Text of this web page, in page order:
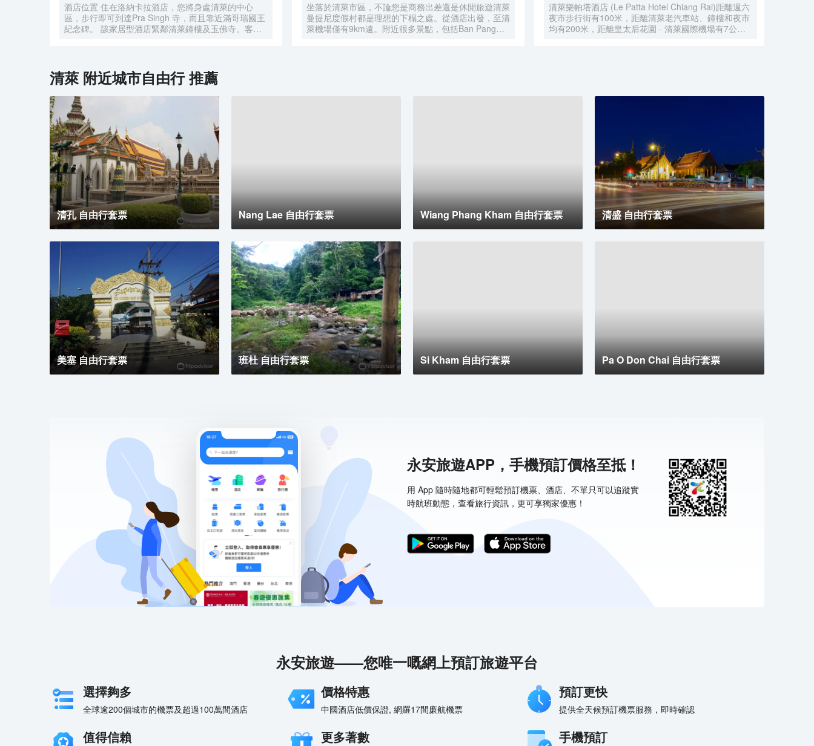
酒店位置 住在洛納卡拉酒店，您將身處清萊的中心
區，步行即可到達Pra Singh 寺，而且靠近滿哥瑞國王
紀念碑。 該家居型酒店緊鄰清萊鐘樓及玉佛寺。客房
坐落於清萊市區，不論您是商務出差還是休閒旅遊清萊
曼提尼度假村都是理想的下榻之處。從酒店出發，至清
萊機場僅有9km遠。附近很多景點，包括Ban Pang
清萊樂帕塔酒店 (Le Patta Hotel Chiang Rai)距離週六
夜市步行街有100米，距離清萊老汽車站、鐘樓和夜市
均有200米，距離皇太后花園 - 清萊國際機場有7公
清萊附近城市自由行 推薦
清孔 自由行套票 Nang Lae 自由行套票 Wiang Phang Kham 自由行套票 清盛 自由行套票
美塞 自由行套票 班杜 自由行套票 Si Kham 自由行套票 Pa O Don Chai 自由行套票
永安旅遊APP，手機預訂價格至抵！
用 App 隨時隨地都可輕鬆預訂機票、酒店、不單只可以追蹤實
時航班動態，查看旅行資訊，更可享獨家優惠！
永安旅遊——您唯一嘅網上預訂旅遊平台
選擇夠多
全球逾200個城市的機票及超過100萬間酒店
價格特惠
中國酒店低價保證, 網羅17間廉航機票
預訂更快
提供全天候預訂機票服務，即時確認
值得信賴 更多著數 手機預訂